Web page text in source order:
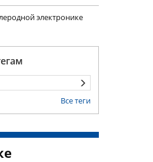
электронике
Все теги